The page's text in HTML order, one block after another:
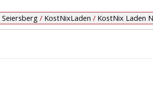
Seiersberg / KostNixLaden / KostNix Laden